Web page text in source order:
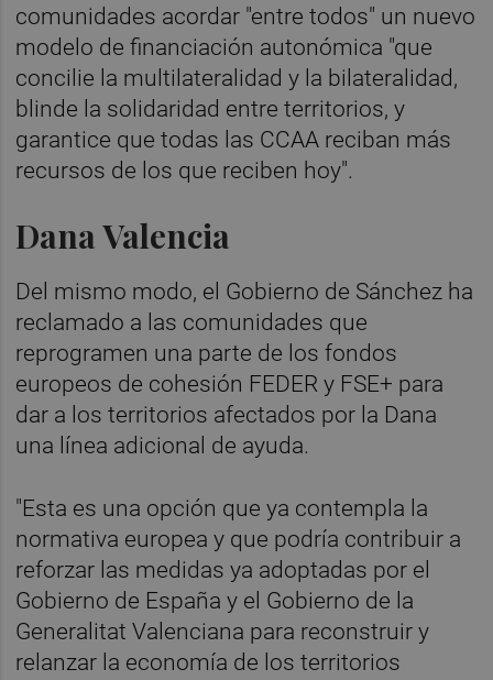
comunidades acordar "entre todos" un nuevo
modelo de financiación autonómica "que
concilie la multilateralidad y la bilateralidad,
blinde la solidaridad entre territorios, y
garantice que todas las CCAA reciban más
recursos de los que reciben hoy".
Dana Valencia
Del mismo modo, el Gobierno de Sánchez ha
reclamado a las comunidades que
reprogramen una parte de los fondos
europeos de cohesión FEDER y FSE+ para
dar a los territorios afectados por la Dana
una línea adicional de ayuda.
"Esta es una opción que ya contempla la
normativa europea y que podría contribuir a
reforzar las medidas ya adoptadas por el
Gobierno de España y el Gobierno de la
Generalitat Valenciana para reconstruir y
relanzar la economía de los territorios